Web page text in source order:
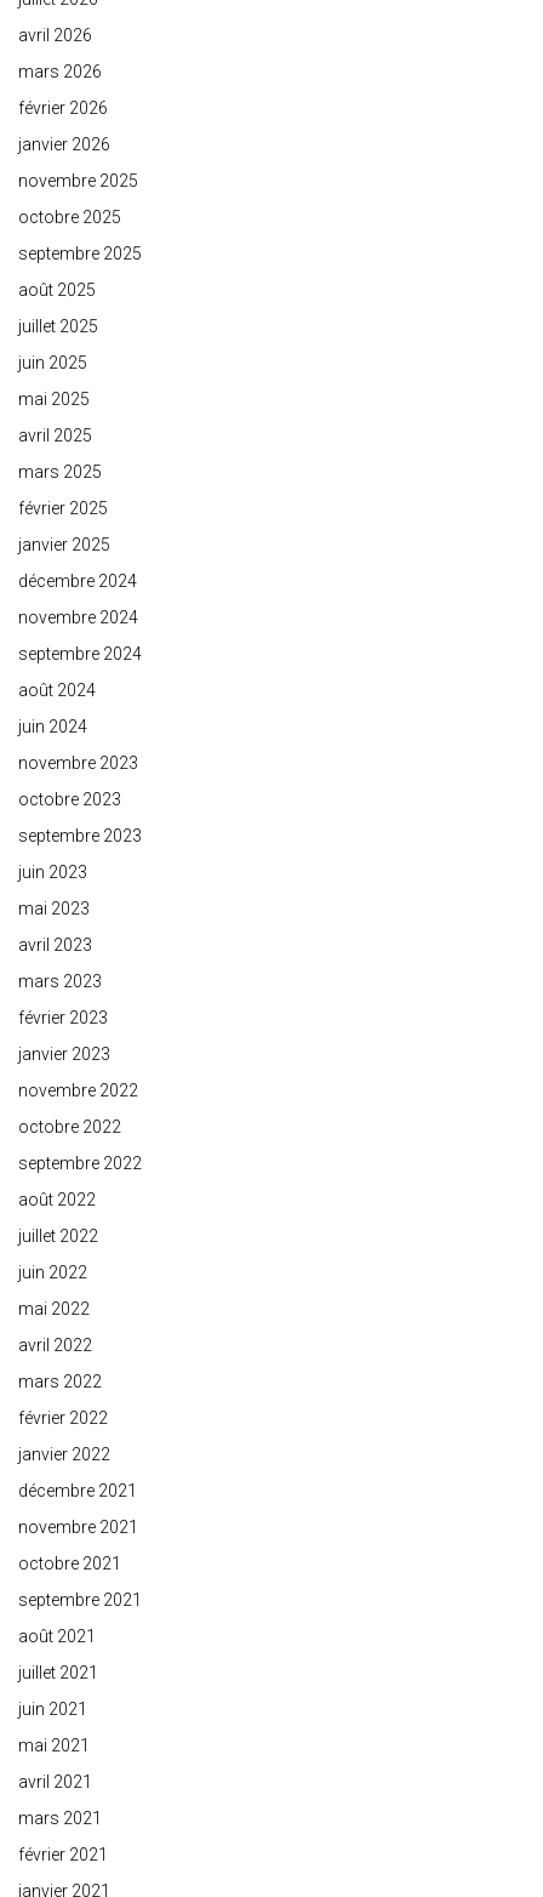
avril 2026
mars 2026
février 2026
janvier 2026
novembre 2025
octobre 2025
septembre 2025
août 2025
juillet 2025
juin 2025
mai 2025
avril 2025
mars 2025
février 2025
janvier 2025
décembre 2024
novembre 2024
septembre 2024
août 2024
juin 2024
novembre 2023
octobre 2023
septembre 2023
juin 2023
mai 2023
avril 2023
mars 2023
février 2023
janvier 2023
novembre 2022
octobre 2022
septembre 2022
août 2022
juillet 2022
juin 2022
mai 2022
avril 2022
mars 2022
février 2022
janvier 2022
décembre 2021
novembre 2021
octobre 2021
septembre 2021
août 2021
juillet 2021
juin 2021
mai 2021
avril 2021
mars 2021
février 2021
janvier 2021